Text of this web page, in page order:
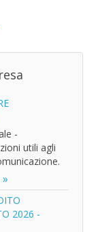
-
utili agli
2026 -